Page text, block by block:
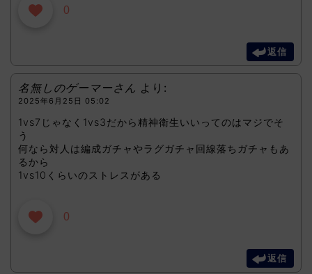
0
返信
名無しのゲーマーさん より:
2025年6月25日 05:02
1vs7じゃなく1vs3だから精神衛生いいってのはマジでそ
う
何なら対人は編成ガチャやラグガチャ回線落ちガチャもあ
るから
1vs10くらいのストレスがある
0
返信